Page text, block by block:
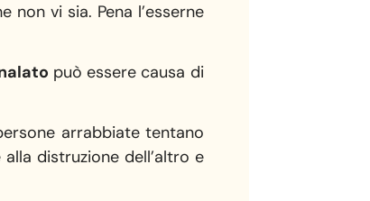
vi sia. Pena l’esserne
può essere causa di
arrabbiate tentano
distruzione dell’altro e